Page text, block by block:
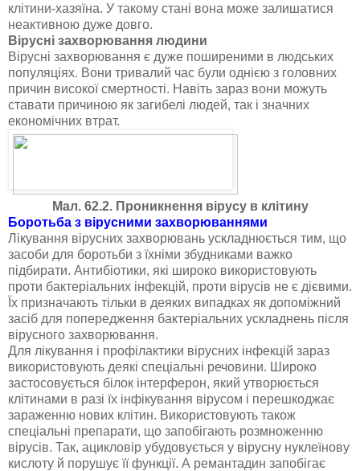
клітини-хазяїна. У такому стані вона може залишатися
неактивною дуже довго.
Вірусні захворювання людини
Вірусні захворювання є дуже поширеними в людських
популяціях. Вони тривалий час були однією з головних
причин високої смертності. Навіть зараз вони можуть
ставати причиною як загибелі людей, так і значних
економічних втрат.
Мал. 62.2. Проникнення вірусу в клітину
Боротьба з вірусними захворюваннями
Лікування вірусних захворювань ускладнюється тим, що
засоби для боротьби з їхніми збудниками важко
підбирати. Антибіотики, які широко використовують
проти бактеріальних інфекцій, проти вірусів не є дієвими.
Їх призначають тільки в деяких випадках як допоміжний
засіб для попередження бактеріальних ускладнень після
вірусного захворювання.
Для лікування і профілактики вірусних інфекцій зараз
використовують деякі спеціальні речовини. Широко
застосовується білок інтерферон, який утворюється
клітинами в разі їх інфікування вірусом і перешкоджає
зараженню нових клітин. Використовують також
спеціальні препарати, що запобігають розмноженню
вірусів. Так, ацикловір убудовується у вірусну нуклеїнову
кислоту й порушує її функції. А ремантадин запобігає